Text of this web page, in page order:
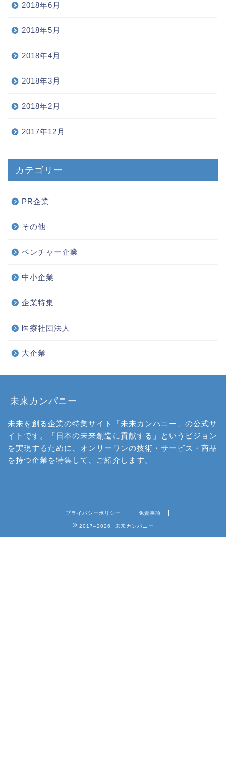
2018年6月
2018年5月
2018年4月
2018年3月
2018年2月
2017年12月
カテゴリー
PR企業
その他
ベンチャー企業
中小企業
企業特集
医療社団法人
大企業
未来カンパニー
未来を創る企業の特集サイト「未来カンパニー」の公式サ
イトです。「日本の未来創造に貢献する」というビジョン
を実現するために、オンリーワンの技術・サービス・商品
を持つ企業を特集して、ご紹介します。
プライバシーポリシー 免責事項
2017–2026 未来カンパニー